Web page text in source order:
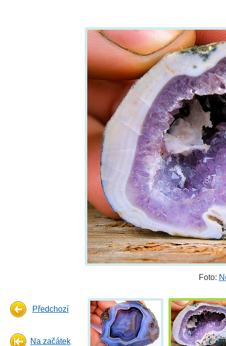
Foto:
Předchozí
Na začátek